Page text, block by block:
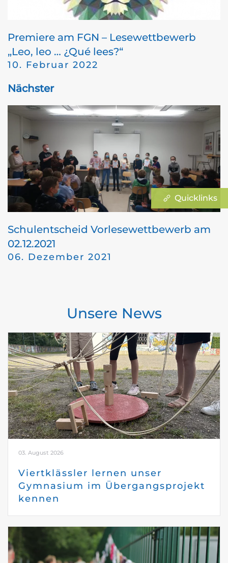
Premiere am FGN – Lesewettbewerb
„Leo, leo … ¿Qué lees?“
10. Februar 2022
Nächster
Schulentscheid Vorlesewettbewerb am
02.12.2021
06. Dezember 2021
Unsere News
03. August 2026
Viertklässler lernen unser
Gymnasium im Übergangsprojekt
kennen
Quicklinks